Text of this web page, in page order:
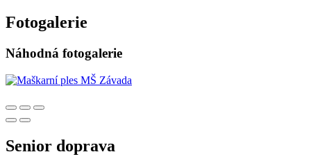
Fotogalerie
Náhodná fotogalerie
Senior doprava